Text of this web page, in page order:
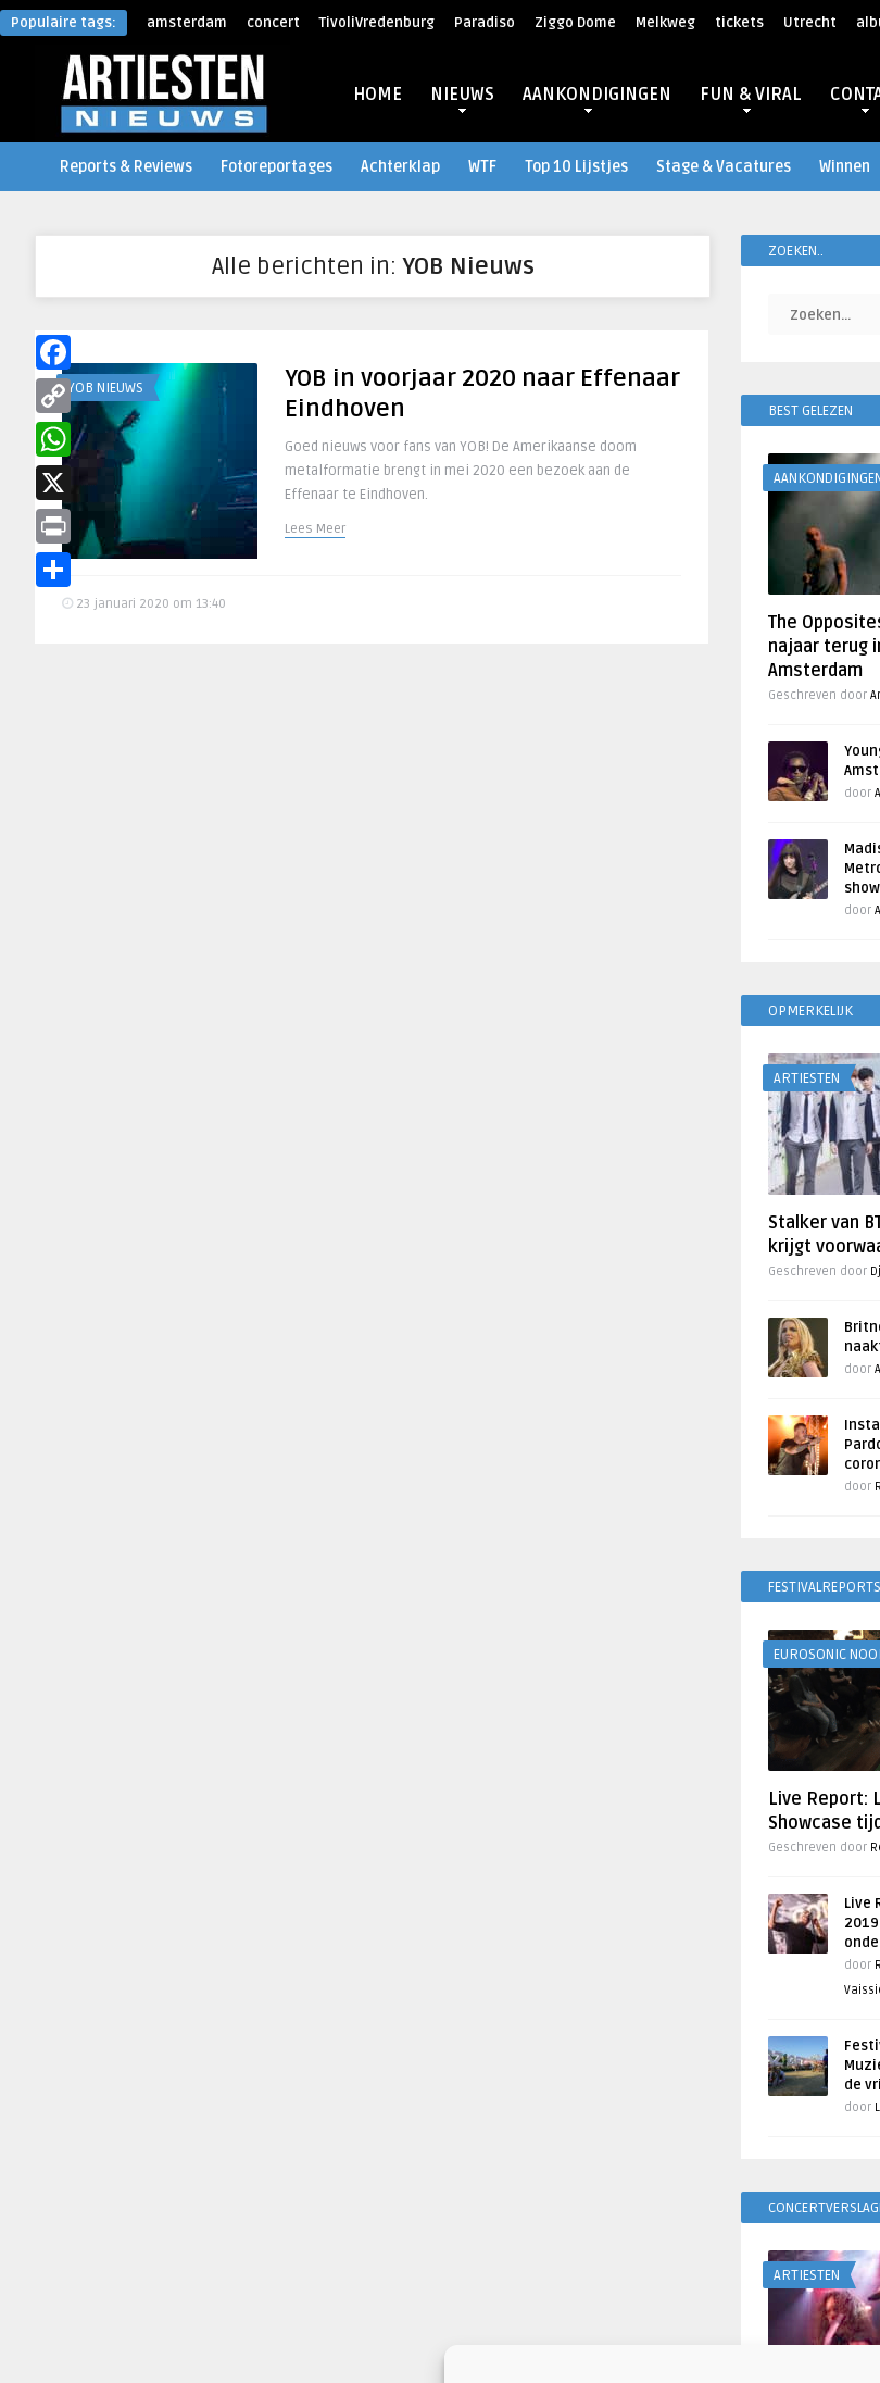
Populaire tags: amsterdam concert TivoliVredenburg Paradiso Ziggo Dome Melkweg tickets Utrecht
HOME NIEUWS AANKONDIGINGEN FUN & VIRAL
Reports & Reviews Fotoreportages Achterklap WTF Top 10 Lijstjes Stage & Vacatures Winnen
Alle berichten in: YOB Nieuws
YOB NIEUWS
YOB in voorjaar 2020 naar Effenaar
Eindhoven
Goed nieuws voor fans van YOB! De Amerikaanse doom
metalformatie brengt in mei 2020 een bezoek aan de
Effenaar te Eindhoven.
Lees Meer
23 januari 2020 om 13:40
ZOEKEN..
BEST GELEZEN
The
najaar terug
Amsterdam
Geschreven door
door
door
OPMERKELIJK
ARTIESTEN
Stalker van
krijgt
Geschreven door
door
door
FESTIVALREPORTS
EUROSONIC
Live Report:
Showcase
Geschreven door
Live
door
de
door
ARTIESTEN
Facebook
Copy
Link
WhatsApp
X
Print
Delen